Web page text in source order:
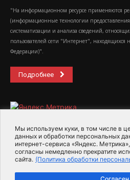
Мы используем куки, в том числе в
данных и обработки персональных
интернет-сервиса «Яндекс.
согласны немедленно прекратите
сайта. (Политика обработки
Согласен
"На информационном ресурсе применяются
(информационные технологии
систематизации и анализа сведений,
пользователей сети "Интернет", находящихся
Федерации)".
Подробнее
2015-2026- Информационное
Для справки Об издании